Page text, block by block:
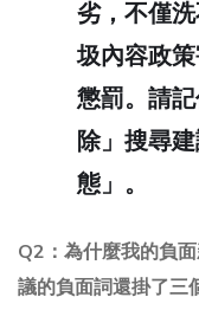
劣，不僅
圾內容政策
懲罰。請記
除」搜尋
態」。
Q2：為什麼我的負
議的負面詞還掛了三